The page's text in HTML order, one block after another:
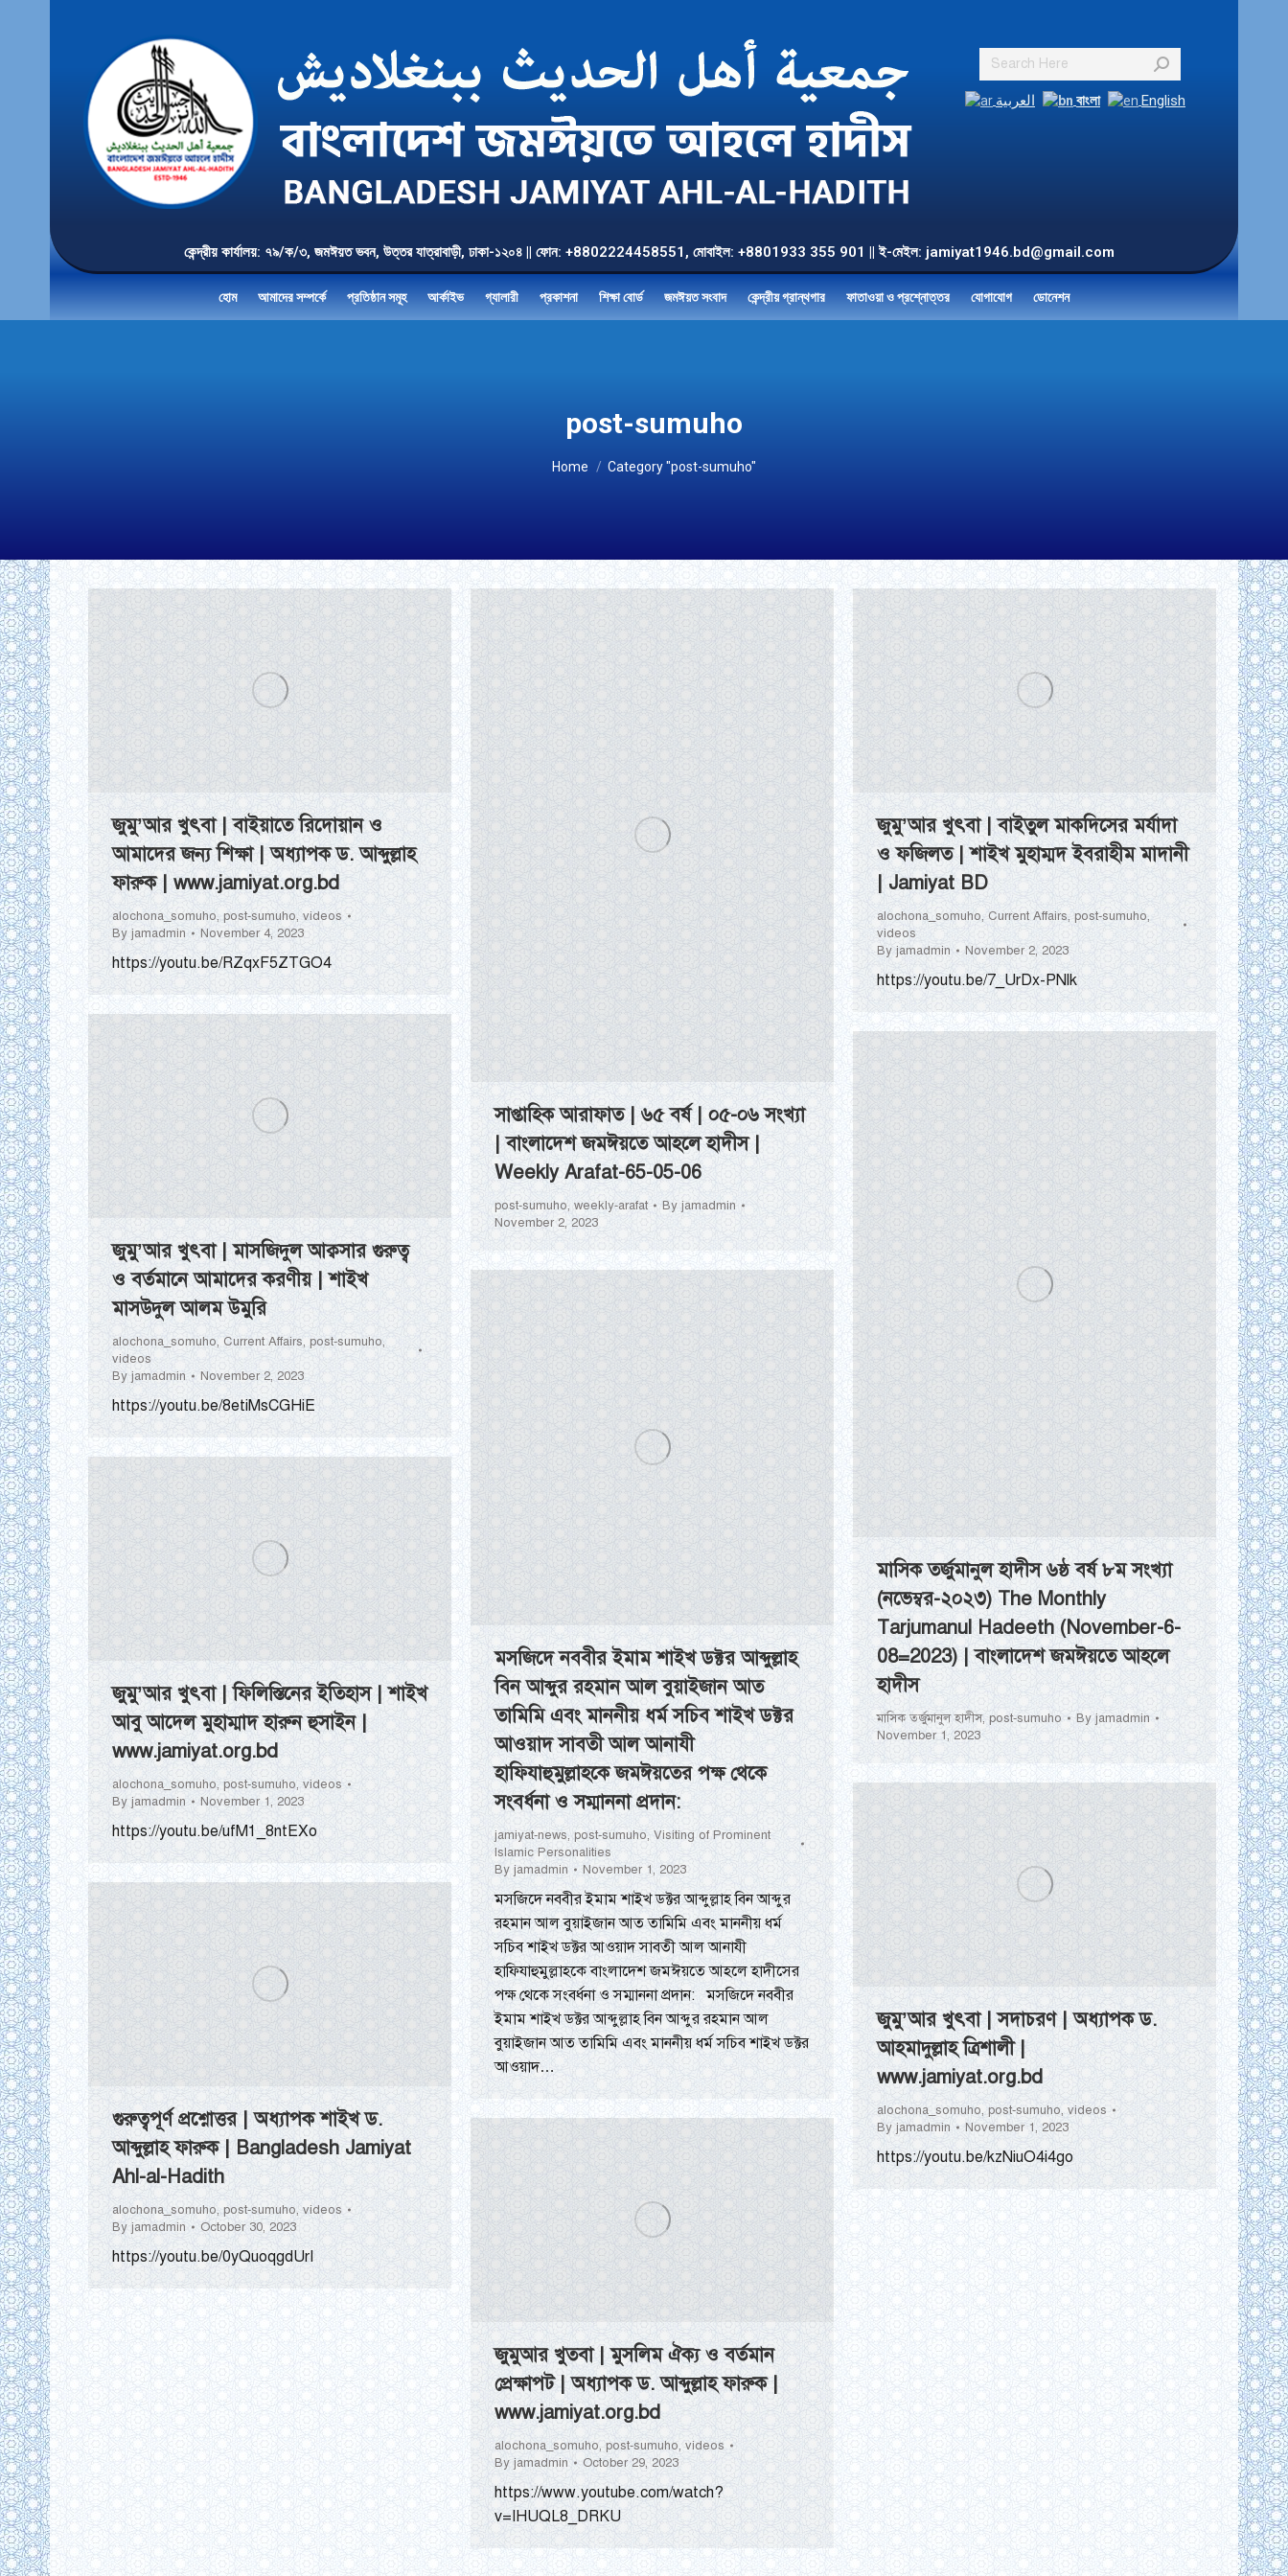
Search:
العربية বাংলা English
কেন্দ্রীয় কার্যালয়: ৭৯/ক/৩, জমঈয়ত ভবন, উত্তর যাত্রাবাড়ী, ঢাকা-১২০৪ || ফোন: +8802224458551, মোবাইল: +8801933 355 901 || ই-মেইল: jamiyat1946.bd@gmail.com
হোম আমাদের সম্পর্কে প্রতিষ্ঠান সমূহ আর্কাইভ গ্যালারী প্রকাশনা শিক্ষা বোর্ড জমঈয়ত সংবাদ কেন্দ্রীয় গ্রান্থগার ফাতাওয়া ও প্রশ্নোত্তর যোগাযোগ ডোনেশন
post-sumuho
You are here:
Home Category "post-sumuho"
জুমু’আর খুৎবা | বাইয়াতে রিদোয়ান ও
আমাদের জন্য শিক্ষা | অধ্যাপক ড. আব্দুল্লাহ
ফারুক | www.jamiyat.org.bd
alochona_somuho, post-sumuho, videos
By jamadmin November 4, 2023
https://youtu.be/RZqxF5ZTGO4
সাপ্তাহিক আরাফাত | ৬৫ বর্ষ | ০৫-০৬ সংখ্যা
| বাংলাদেশ জমঈয়তে আহলে হাদীস |
Weekly Arafat-65-05-06
post-sumuho, weekly-arafat By jamadmin
November 2, 2023
জুমু’আর খুৎবা | বাইতুল মাকদিসের মর্যাদা
ও ফজিলত | শাইখ মুহাম্মদ ইবরাহীম মাদানী
| Jamiyat BD
alochona_somuho, Current Affairs, post-sumuho,
videos
By jamadmin November 2, 2023
https://youtu.be/7_UrDx-PNlk
জুমু’আর খুৎবা | মাসজিদুল আক্বসার গুরুত্ব
ও বর্তমানে আমাদের করণীয় | শাইখ
মাসউদুল আলম উমুরি
alochona_somuho, Current Affairs, post-sumuho,
videos
By jamadmin November 2, 2023
https://youtu.be/8etiMsCGHiE
মাসিক তর্জুমানুল হাদীস ৬ষ্ঠ বর্ষ ৮ম সংখ্যা
(নভেম্বর-২০২৩) The Monthly
Tarjumanul Hadeeth (November-6-
08=2023) | বাংলাদেশ জমঈয়তে আহলে
হাদীস
মাসিক তর্জুমানুল হাদীস, post-sumuho Byjamadmin
November 1, 2023
মসজিদে নববীর ইমাম শাইখ ডক্টর আব্দুল্লাহ
বিন আব্দুর রহমান আল বুয়াইজান আত
তামিমি এবং মাননীয় ধর্ম সচিব শাইখ ডক্টর
আওয়াদ সাবতী আল আনাযী
হাফিযাহুমুল্লাহকে জমঈয়তের পক্ষ থেকে
সংবর্ধনা ও সম্মাননা প্রদান:
jamiyat-news, post-sumuho, Visiting of Prominent
Islamic Personalities
By jamadmin November 1, 2023
মসজিদে নববীর ইমাম শাইখ ডক্টর আব্দুল্লাহ বিন আব্দুর
রহমান আল বুয়াইজান আত তামিমি এবং মাননীয় ধর্ম
সচিব শাইখ ডক্টর আওয়াদ সাবতী আল আনাযী
হাফিযাহুমুল্লাহকে বাংলাদেশ জমঈয়তে আহলে হাদীসের
পক্ষ থেকে সংবর্ধনা ও সম্মাননা প্রদান: মসজিদে নববীর
ইমাম শাইখ ডক্টর আব্দুল্লাহ বিন আব্দুর রহমান আল
বুয়াইজান আত তামিমি এবং মাননীয় ধর্ম সচিব শাইখ ডক্টর
আওয়াদ…
জুমু’আর খুৎবা | ফিলিস্তিনের ইতিহাস | শাইখ
আবু আদেল মুহাম্মাদ হারুন হুসাইন |
www.jamiyat.org.bd
alochona_somuho, post-sumuho, videos
Byjamadmin November 1, 2023
https://youtu.be/ufM1_8ntEXo
জুমু’আর খুৎবা | সদাচরণ | অধ্যাপক ড.
আহমাদুল্লাহ ত্রিশালী |
www.jamiyat.org.bd
alochona_somuho, post-sumuho, videos
By jamadmin November 1, 2023
https://youtu.be/kzNiuO4i4go
গুরুত্বপূর্ণ প্রশ্নোত্তর | অধ্যাপক শাইখ ড.
আব্দুল্লাহ ফারুক | Bangladesh Jamiyat
Ahl-al-Hadith
alochona_somuho, post-sumuho, videos
By jamadmin October 30, 2023
https://youtu.be/0yQuoqgdUrI
জুমুআর খুতবা | মুসলিম ঐক্য ও বর্তমান
প্রেক্ষাপট | অধ্যাপক ড. আব্দুল্লাহ ফারুক |
www.jamiyat.org.bd
alochona_somuho, post-sumuho, videos
By jamadmin October 29, 2023
https://www.youtube.com/watch?
v=IHUQL8_DRKU